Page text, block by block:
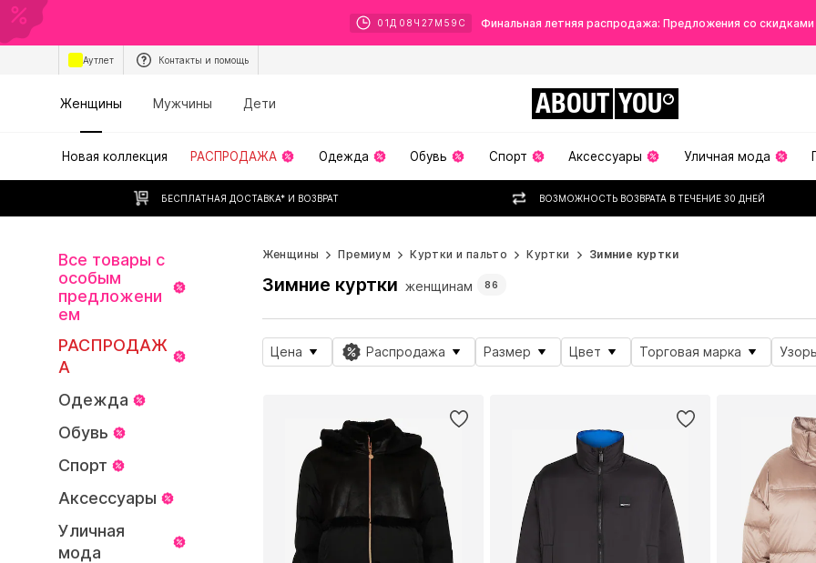
01 Д 08 Ч 27 М 56 С Финальная летняя распродажа: Предложения со
Аутлет Контакты и помощь
Женщины Мужчины Дети ABOUT YOU
Новая коллекция РАСПРОДАЖА Одежда Обувь Спорт Аксессуары Уличная мода
БЕСПЛАТНАЯ ДОСТАВКА* И ВОЗВРАТ ВОЗМОЖНОСТЬ ВОЗВРАТА В ТЕЧЕНИЕ 30 ДНЕЙ
Все товары с
особым
предложени
ем
РАСПРОДАЖ
А
Одежда
Обувь
Спорт
Аксессуары
Уличная
мода
Женщины Премиум Куртки и пальто Куртки Зимние куртки
Зимние куртки женщинам 86
Цена Распродажа Размер Цвет Торговая марка